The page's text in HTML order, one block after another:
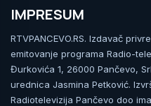
IMPRESUM
RTVPANCEVO.RS. Izdavač
emitovanje programa Radio-
Đurkovića 1, 26000 Pančevo,
urednica Jasmina Petković.
Radiotelevizija Pančevo doo